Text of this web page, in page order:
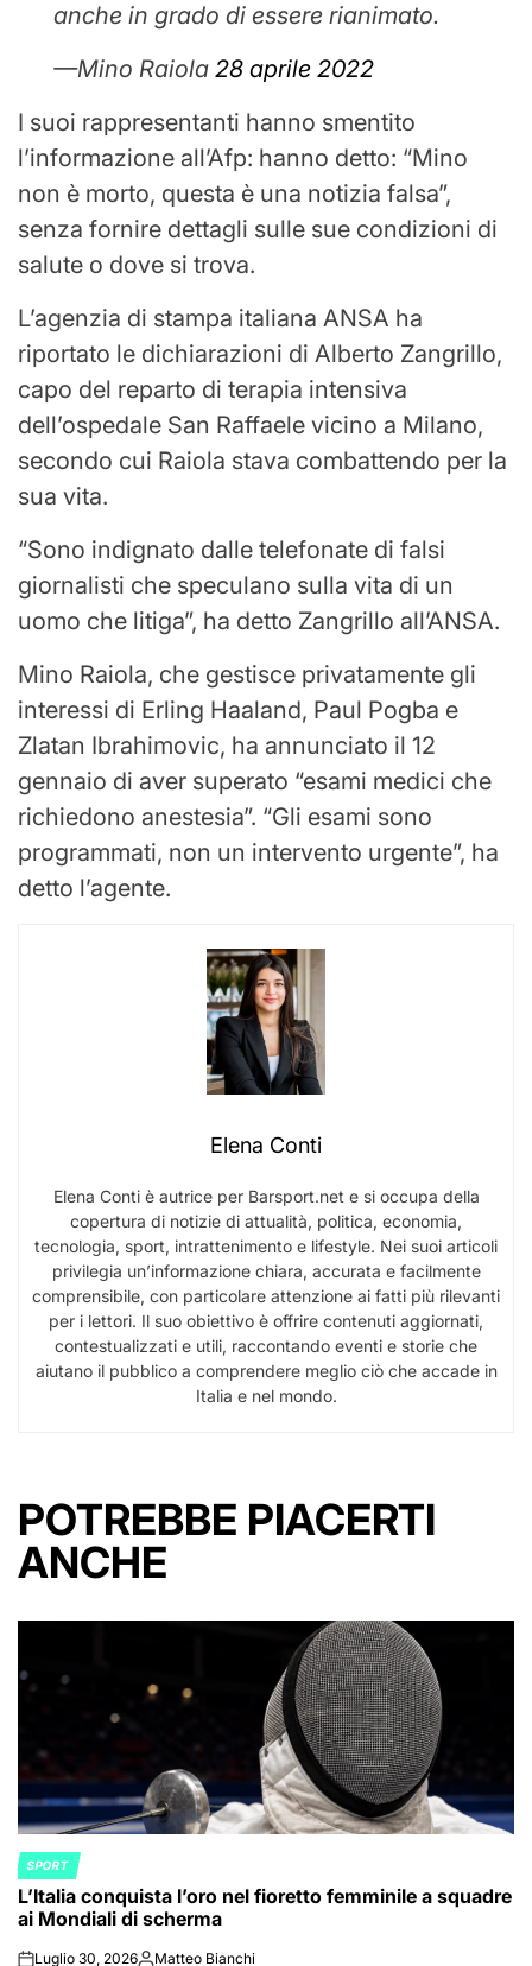
anche in grado di essere rianimato.
—Mino Raiola 28 aprile 2022
I suoi rappresentanti hanno smentito
l’informazione all’Afp: hanno detto: “Mino
non è morto, questa è una notizia falsa”,
senza fornire dettagli sulle sue condizioni di
salute o dove si trova.
L’agenzia di stampa italiana ANSA ha
riportato le dichiarazioni di Alberto Zangrillo,
capo del reparto di terapia intensiva
dell’ospedale San Raffaele vicino a Milano,
secondo cui Raiola stava combattendo per la
sua vita.
“Sono indignato dalle telefonate di falsi
giornalisti che speculano sulla vita di un
uomo che litiga”, ha detto Zangrillo all’ANSA.
Mino Raiola, che gestisce privatamente gli
interessi di Erling Haaland, Paul Pogba e
Zlatan Ibrahimovic, ha annunciato il 12
gennaio di aver superato “esami medici che
richiedono anestesia”. “Gli esami sono
programmati, non un intervento urgente”, ha
detto l’agente.
Elena Conti
Elena Conti è autrice per Barsport.net e si occupa della
copertura di notizie di attualità, politica, economia,
tecnologia, sport, intrattenimento e lifestyle. Nei suoi articoli
privilegia un’informazione chiara, accurata e facilmente
comprensibile, con particolare attenzione ai fatti più rilevanti
per i lettori. Il suo obiettivo è offrire contenuti aggiornati,
contestualizzati e utili, raccontando eventi e storie che
aiutano il pubblico a comprendere meglio ciò che accade in
Italia e nel mondo.
POTREBBE PIACERTI
ANCHE
POSTED
IN
SPORT
L’Italia conquista l’oro nel fioretto femminile a squadre
ai Mondiali di scherma
Luglio 30, 2026 Matteo Bianchi